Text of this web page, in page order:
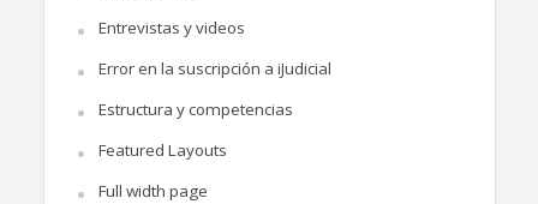
Entrevistas y videos
Error en la suscripción a iJudicial
Estructura y competencias
Featured Layouts
Full width page